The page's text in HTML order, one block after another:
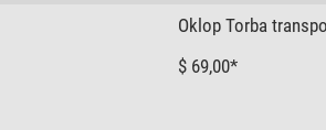
Oklop Torba
$ 69,00*